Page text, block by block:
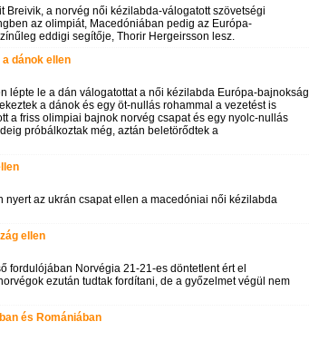
Breivik, a norvég női kézilabda-válogatott szövetségi
az olimpiát, Macedóniában pedig az Európa-
eddigi segítője, Thorir Hergeirsson lesz.
dánok ellen
lépte le a dán válogatottat a női kézilabda Európa-bajnokság
a dánok és egy öt-nullás rohammal a vezetést is
a friss olimpiai bajnok norvég csapat és egy nyolc-nullás
próbálkoztak még, aztán beletörődtek a
az ukrán csapat ellen a macedóniai női kézilabda
ellen
fordulójában Norvégia 21-21-es döntetlent ért el
ezután tudtak fordítani, de a győzelmet végül nem
és Romániában